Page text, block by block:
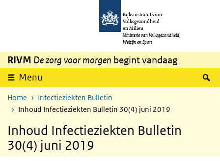
Overslaan en naar de inhoud gaan
Rijksinstituut voor
Volksgezondheid
en Milieu
Ministerie van Volksgezondheid,
Welzijn en Sport
RIVM De zorg voor morgen begint vandaag
Menu
Home
Infectieziekten Bulletin
Inhoud Infectieziekten Bulletin 30(4) juni 2019
Inhoud Infectieziekten Bulletin
30(4) juni 2019